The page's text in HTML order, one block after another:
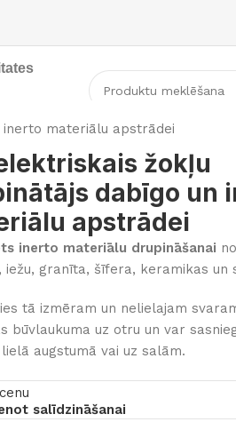
materiālu apstrādei
žokļu
dabīgo un
apstrādei
inerto materiālu drupināšanai
iežu, granīta, šīfera, keramikas un
tā izmēram un nelielajam
būvlaukuma uz otru un var
augstumā vai uz salām.
salīdzināšanai